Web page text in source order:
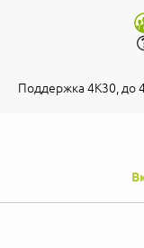
Поддержка 4К30, до